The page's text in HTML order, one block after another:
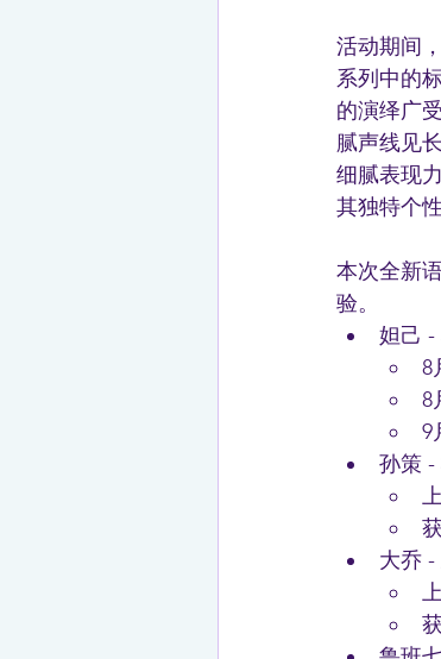
活动期间
系列中的
的演绎广
腻声线见
细腻表现
其独特个
本次全新
验。
妲己 -
8
8
9
孙策 -
大乔 -